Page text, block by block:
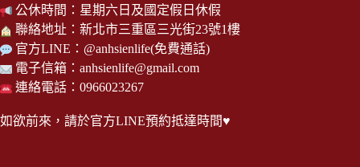
公休時間：星期六日及國定假日休假
聯絡地址：新北市三重區三光街23號1樓
官方LINE： @anhsienlife(免費通話)
電子信箱： anhsienlife@gmail.com
連絡電話：0966023267
如欲前來，請於官方LINE預約抵達時間♥